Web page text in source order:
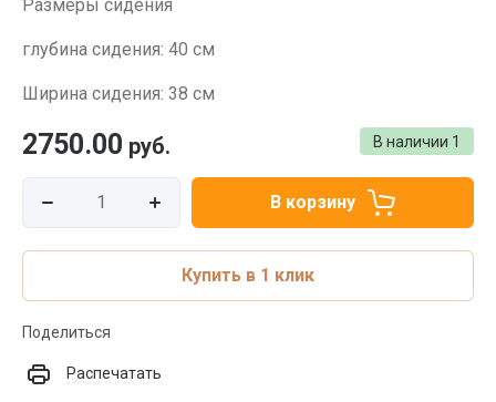
Размеры сидения
глубина сидения: 40 см
Ширина сидения: 38 см
В наличии 1
2750.00 руб.
В корзину
Купить в 1 клик
Поделиться
Распечатать